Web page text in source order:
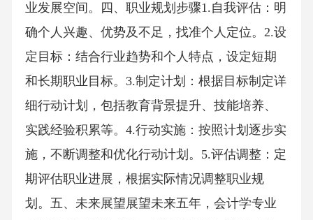
业发展空间。四、职业规划步骤1.自我评估：明
确个人兴趣、优势及不足，找准个人定位。2.设
定目标：结合行业趋势和个人特点，设定短期
和长期职业目标。3.制定计划：根据目标制定详
细行动计划，包括教育背景提升、技能培养、
实践经验积累等。4.行动实施：按照计划逐步实
施，不断调整和优化行动计划。5.评估调整：定
期评估职业进展，根据实际情况调整职业规
划。五、未来展望展望未来五年，会计学专业